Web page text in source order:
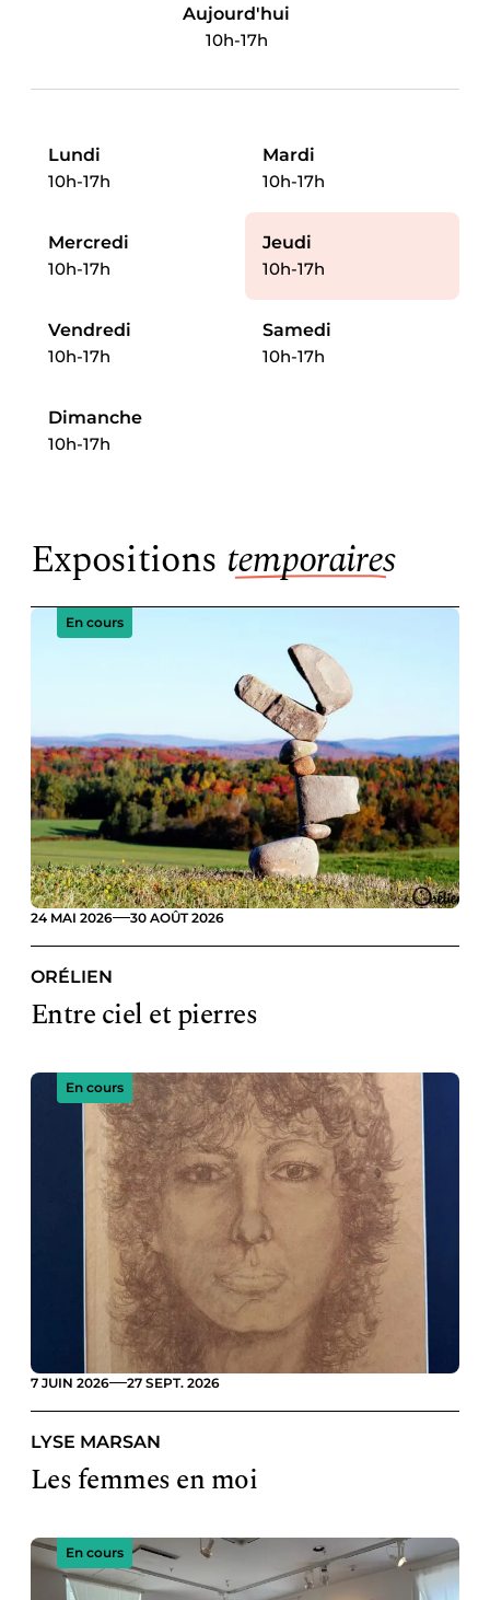
Aujourd'hui
10h-17h
Lundi
10h-17h
Mardi
10h-17h
Mercredi
10h-17h
Jeudi
10h-17h
Vendredi
10h-17h
Samedi
10h-17h
Dimanche
10h-17h
Expositions temporaires
En cours
24 MAI 2026 30 AOÛT 2026
ORÉLIEN
Entre ciel et pierres
En cours
7 JUIN 2026 27 SEPT. 2026
LYSE MARSAN
Les femmes en moi
En cours